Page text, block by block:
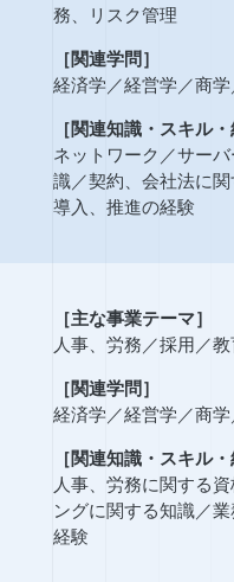
務、リスク管理
［関連学問］
経済学 ／経営学 ／商学
［関連知識・スキル・
ネットワーク ／サーバ
識／契約、会社法に
導入、推進の経験
［主な事業テーマ］
人事、労務 ／採用 ／教
［関連学問］
経済学 ／経営学 ／商学
［関連知識・スキル・
人事、労務に関する
ングに関する知識／業
経験